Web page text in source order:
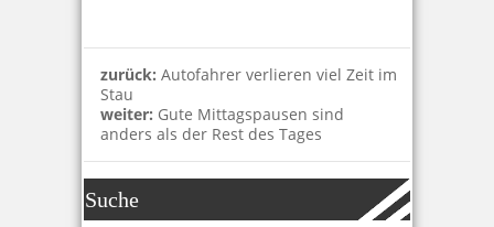
zurück: Autofahrer verlieren viel Zeit im
Stau
weiter: Gute Mittagspausen sind
anders als der Rest des Tages
Suche